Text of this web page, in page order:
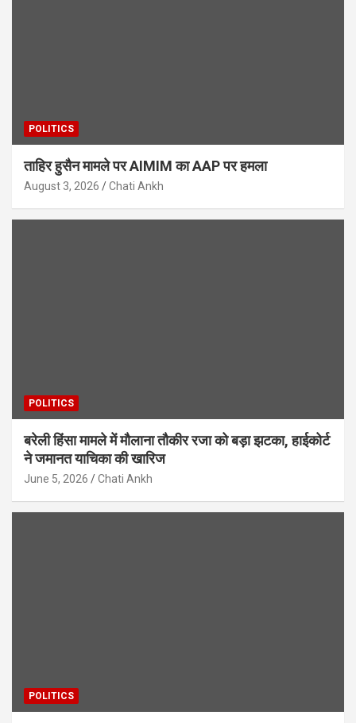
POLITICS
ताहिर हुसैन मामले पर AIMIM का AAP पर हमला
August 3, 2026 Chati Ankh
POLITICS
बरेली हिंसा मामले में मौलाना तौकीर रजा को बड़ा झटका, हाईकोर्ट
ने जमानत याचिका की खारिज
June 5, 2026 Chati Ankh
POLITICS